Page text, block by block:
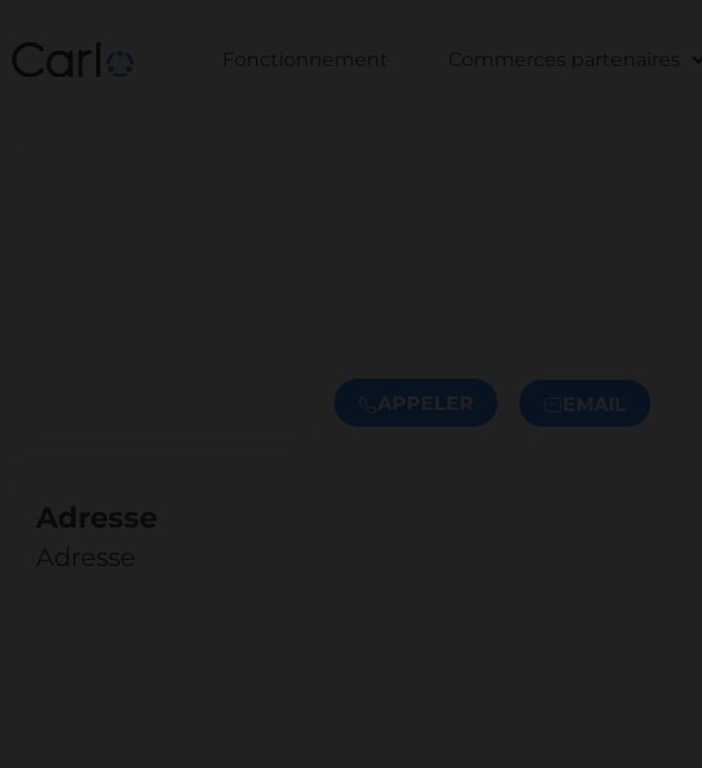
Fonctionnement Commerces partenaires
APPELER EMAIL
Adresse
Adresse